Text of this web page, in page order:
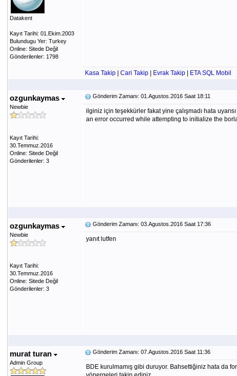
Datakent
Kayıt Tarihi: 01.Ekim.2003
Bulundugu Yer: Turkey
Online: Sitede Değil
Gönderilenler: 1798
Kasa Takip| Cari Takip| Evrak Takip| ETA SQL Mobil
ozgunkaymas
Newbie
Kayıt Tarihi:
30.Temmuz.2016
Online: Sitede Değil
Gönderilenler: 3
Gönderim Zamanı: 01.Agustos.2016 Saat 18:11
ilginiz için teşekkürler fakat yine çalışmadı hata
an error occurred while attempting to initialize the
ozgunkaymas
Newbie
Kayıt Tarihi:
30.Temmuz.2016
Online: Sitede Değil
Gönderilenler: 3
Gönderim Zamanı: 03.Agustos.2016 Saat 17:36
yanıt lutfen
murat turan
Admin Group
Gönderim Zamanı: 07.Agustos.2016 Saat 11:36
BDE kurulmamış gibi duruyor. Bahsettiğiniz hata da